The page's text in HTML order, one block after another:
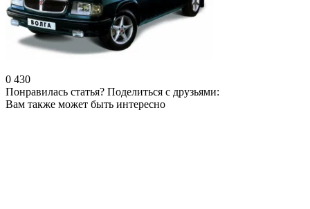
0 430
Понравилась статья? Поделиться с друзьями:
Вам также может быть интересно